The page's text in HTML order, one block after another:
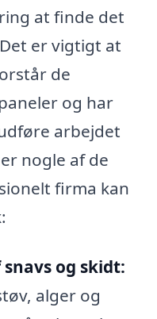
at finde det
er vigtigt at
de
og har
arbejdet
nogle af de
firma kan
og skidt:
alger og